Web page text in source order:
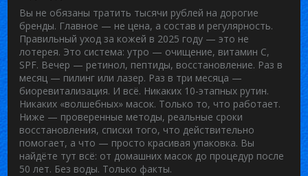
Вы не обязаны тратить тысячи рублей на дорогие
бренды. Главное — не цена, а состав и регулярность.
Правильный уход за кожей в 2025 году — это не
лотерея. Это система: утро — очищение, витамин С,
SPF. Вечер — ретинол, пептиды, восстановление. Раз в
месяц — пилинг или лазер. Раз в три месяца —
биоревитализация. И всё. Никаких 10-этапных рутин.
Никаких «волшебных» масок. Только то, что работает.
Ниже — проверенные методы, реальные сроки
восстановления, списки того, что действительно
помогает, а что — просто красивая упаковка. Вы
найдёте тут всё: от домашних масок до процедур после
50 лет. Без воды. Только факты.